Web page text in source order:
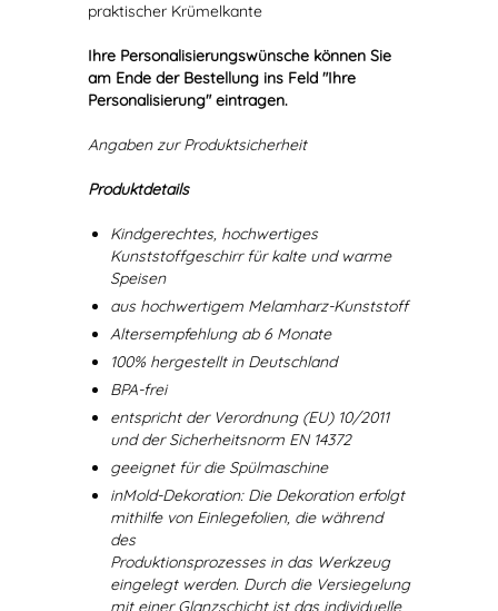
praktischer Krümelkante
Ihre Personalisierungswünsche können Sie
am Ende der Bestellung ins Feld "Ihre
Personalisierung" eintragen.
Angaben zur Produktsicherheit
Produktdetails
Kindgerechtes, hochwertiges
Kunststoffgeschirr für kalte und warme
Speisen
aus hochwertigem Melamharz-Kunststoff
Altersempfehlung ab 6 Monate
100% hergestellt in Deutschland
BPA-frei
entspricht der Verordnung (EU) 10/2011
und der Sicherheitsnorm EN 14372
geeignet für die Spülmaschine
inMold-Dekoration: Die Dekoration erfolgt
mithilfe von Einlegefolien, die während
des
Produktionsprozesses in das Werkzeug
eingelegt werden. Durch die Versiegelung
mit einer Glanzschicht ist das individuelle